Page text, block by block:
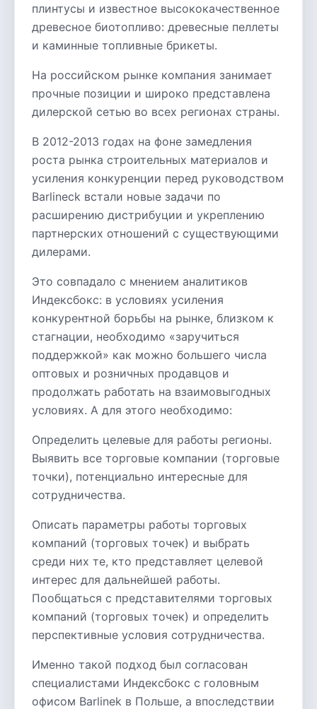
плинтусы и известное высококачественное
древесное биотопливо: древесные пеллеты
и каминные топливные брикеты.
На российском рынке компания занимает
прочные позиции и широко представлена
дилерской сетью во всех регионах страны.
В 2012-2013 годах на фоне замедления
роста рынка строительных материалов и
усиления конкуренции перед руководством
Barlineck встали новые задачи по
расширению дистрибуции и укреплению
партнерских отношений с существующими
дилерами.
Это совпадало с мнением аналитиков
Индексбокс: в условиях усиления
конкурентной борьбы на рынке, близком к
стагнации, необходимо «заручиться
поддержкой» как можно большего числа
оптовых и розничных продавцов и
продолжать работать на взаимовыгодных
условиях. А для этого необходимо:
Определить целевые для работы регионы.
Выявить все торговые компании (торговые
точки), потенциально интересные для
сотрудничества.
Описать параметры работы торговых
компаний (торговых точек) и выбрать
среди них те, кто представляет целевой
интерес для дальнейшей работы.
Пообщаться с представителями торговых
компаний (торговых точек) и определить
перспективные условия сотрудничества.
Именно такой подход был согласован
специалистами Индексбокс с головным
офисом Barlinek в Польше, а впоследствии